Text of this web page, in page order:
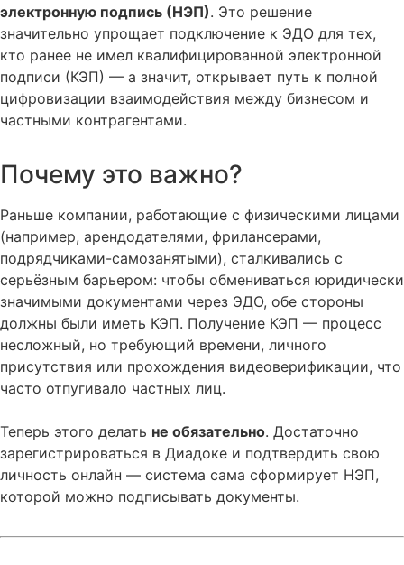
электронную подпись (НЭП). Это решение
значительно упрощает подключение к ЭДО для тех,
кто ранее не имел квалифицированной электронной
подписи (КЭП) — а значит, открывает путь к полной
цифровизации взаимодействия между бизнесом и
частными контрагентами.
Почему это важно?
Раньше компании, работающие с физическими лицами
(например, арендодателями, фрилансерами,
подрядчиками-самозанятыми), сталкивались с
серьёзным барьером: чтобы обмениваться юридически
значимыми документами через ЭДО, обе стороны
должны были иметь КЭП. Получение КЭП — процесс
несложный, но требующий времени, личного
присутствия или прохождения видеоверификации, что
часто отпугивало частных лиц.
Теперь этого делать не обязательно. Достаточно
зарегистрироваться в Диадоке и подтвердить свою
личность онлайн — система сама сформирует НЭП,
которой можно подписывать документы.